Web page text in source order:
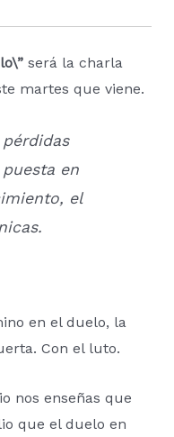
será la charla
martes que viene.
en
el
en el duelo, la
Con el luto.
nos enseñas que
que el duelo en